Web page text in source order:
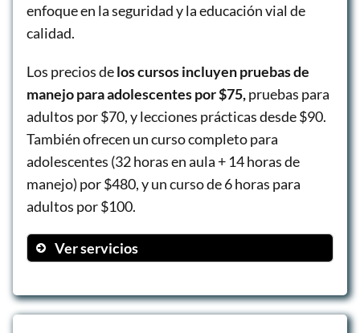
enfoque en la seguridad y la educación vial de
calidad.
Los precios delos cursos incluyen pruebas de
manejo para adolescentes por $75,pruebas para
adultos por $70, y lecciones prácticas desde $90.
También ofrecen un curso completo para
adolescentes (32 horas en aula + 14 horas de
manejo) por $480, y un curso de 6 horas para
adultos por $100.
Ver servicios
Pruebas de manejo para adultos